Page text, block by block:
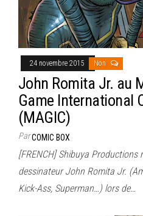
24 novembre 2015 Non
John Romita Jr. au
Game International
(MAGIC)
ParCOMIC BOX
[FRENCH] Shibuya
dessinateur John Romita Jr.
Kick-Ass, Superman…) lors de…